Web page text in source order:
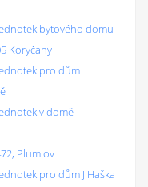
bytového domu
Koryčany
pro dům
v domě
Plumlov
pro dům J.Haška